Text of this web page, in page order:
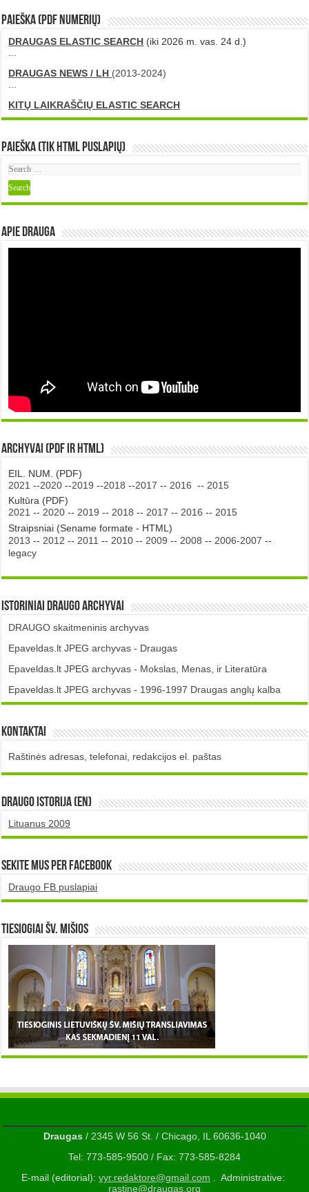
PAIEŠKA (PDF numerių)
DRAUGAS ELASTIC SEARCH (iki 2026 m. vas. 24 d.)
DRAUGAS NEWS / LH (2013-2024)
KITŲ LAIKRAŠČIŲ ELASTIC SEARCH
Paieška (tik HTML puslapių)
Apie DRAUGA
Archyvai (PDF ir HTML)
EIL. NUM. (PDF)
2021 --2020 --2019 --2018 --2017 -- 2016 -- 2015
Kultūra (PDF)
2021 -- 2020 -- 2019 -- 2018 -- 2017 -- 2016 -- 2015
Straipsniai (Sename formate - HTML)
2013 -- 2012 -- 2011 -- 2010 -- 2009 -- 2008 -- 2006-2007 --
legacy
Istoriniai DRAUGO Archyvai
DRAUGO skaitmeninis archyvas
Epaveldas.lt JPEG archyvas - Draugas
Epaveldas.lt JPEG archyvas - Mokslas, Menas, ir Literatūra
Epaveldas.lt JPEG archyvas - 1996-1997 Draugas anglų kalba
Kontaktai
Raštinės adresas, telefonai, redakcijos el. paštas
DRAUGO istorija (EN)
Lituanus 2009
Sekite mus per Facebook
Draugo FB puslapiai
TIESIOGIAI šv. MIŠIOS
Draugas/ 2345 W 56 St. / Chicago, IL 60636-1040
Tel: 773-585-9500 / Fax: 773-585-8284
E-mail (editorial): vyr.redaktore@gmail.com . Administrative:
rastine@draugas.org